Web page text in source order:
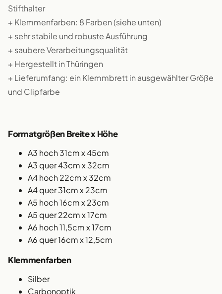
Stifthalter
+ Klemmenfarben: 8 Farben (siehe unten)
+ sehr stabile und robuste Ausführung
+ saubere Verarbeitungsqualität
+ Hergestellt in Thüringen
+ Lieferumfang: ein Klemmbrett in ausgewählter Größe
und Clipfarbe
Formatgrößen Breite x Höhe
A3 hoch 31cm x 45cm
A3 quer 43cm x 32cm
A4 hoch 22cm x 32cm
A4 quer 31cm x 23cm
A5 hoch 16cm x 23cm
A5 quer 22cm x 17cm
A6 hoch 11,5cm x 17cm
A6 quer 16cm x 12,5cm
Klemmenfarben
Silber
Carbonoptik